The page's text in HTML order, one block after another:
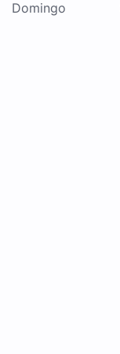
Domingo